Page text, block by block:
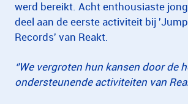
werd bereikt. Acht enthousiaste
deel aan de eerste activiteit bij
Records' van Reakt.
‘’We vergroten hun kansen door de
ondersteunende activiteiten van